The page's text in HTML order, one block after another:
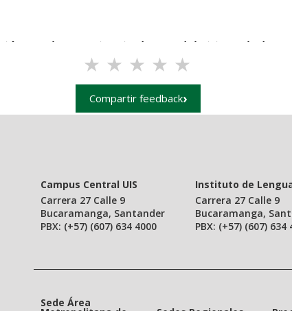
con la experiencia de uso del sitio web de